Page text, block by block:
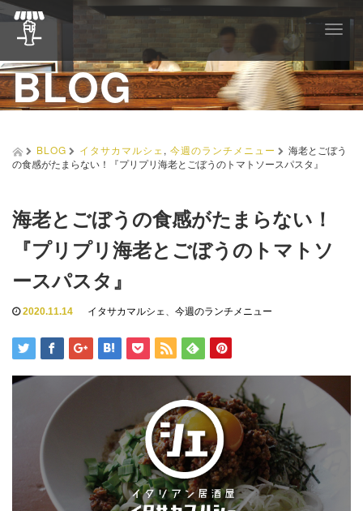
T
g
g
l
e
a
BLOG
BLOG イタサカマルシェ , 今週のランチメニュー
海老とごぼう
の食感がたまらない！『プリプリ海老とごぼうのトマトソースパスタ』
海老とごぼうの食感がたまらない！
『プリプリ海老とごぼうのトマトソ
ースパスタ』
2020.11.14 イタサカマルシェ、 今週のランチメニュー